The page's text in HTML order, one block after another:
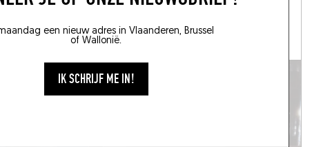
een nieuw adres in Vlaanderen, Brussel
of Wallonië.
IK SCHRIJF ME IN!